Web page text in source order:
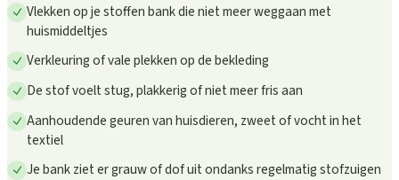
Vlekken op je stoffen bank die niet meer weggaan met
huismiddeltjes
Verkleuring of vale plekken op de bekleding
De stof voelt stug, plakkerig of niet meer fris aan
Aanhoudende geuren van huisdieren, zweet of vocht in het
textiel
Je bank ziet er grauw of dof uit ondanks regelmatig stofzuigen